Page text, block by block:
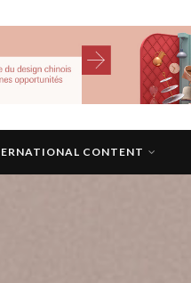
CONTENT